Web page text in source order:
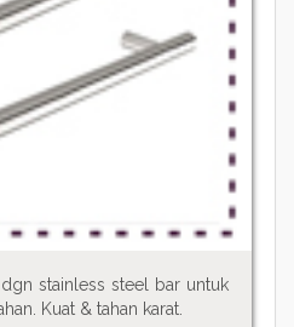
stainless steel bar untuk
Kuat & tahan karat.